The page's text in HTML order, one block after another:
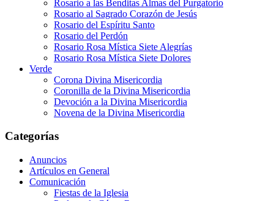
Rosario a las Benditas Almas del Purgatorio
Rosario al Sagrado Corazón de Jesús
Rosario del Espíritu Santo
Rosario del Perdón
Rosario Rosa Mística Siete Alegrías
Rosario Rosa Mística Siete Dolores
Verde
Corona Divina Misericordia
Coronilla de la Divina Misericordia
Devoción a la Divina Misericordia
Novena de la Divina Misericordia
Categorías
Anuncios
Artículos en General
Comunicación
Fiestas de la Iglesia